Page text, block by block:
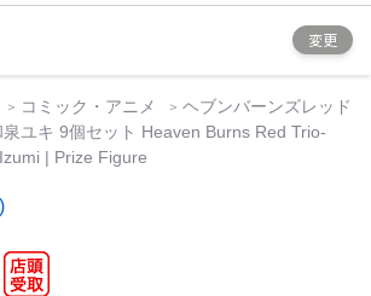
変更
コミック・アニメ
ヘブンバーンズレッド
ユキ 9個セット Heaven Burns Red Trio-
| Prize Figure